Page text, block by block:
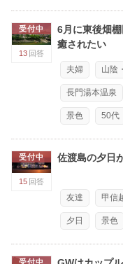
受付中
13 回答
6月に東後畑
癒されたい
夫婦 山陰
長門湯本温泉
景色 50代
受付中
15 回答
佐渡島の夕日
友達 甲信
夕日 景色
受付中